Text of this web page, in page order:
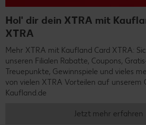
Hol' dir dein XTRA mit
XTRA
Mehr XTRA mit Kaufland Card XTRA:
unseren Filialen Rabatte, Coupons,
Treuepunkte, Gewinnspiele und vieles
von vielen XTRA Vorteilen auf unserem
Kaufland.de
Jetzt mehr erfahren